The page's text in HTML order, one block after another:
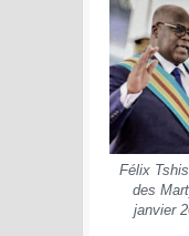
Félix
des
janvier